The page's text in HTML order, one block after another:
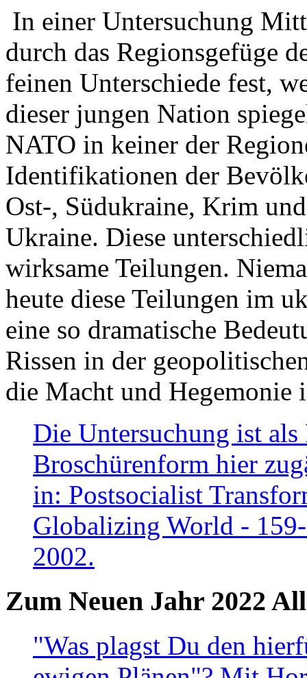
In einer Untersuchung
durch das Regionsgefüge
feinen Unterschiede fest,
dieser jungen Nation
NATO in keiner der
Identifikationen der
Ost-, Südukraine, Krim
Ukraine. Diese
wirksame Teilungen.
heute diese Teilungen im
eine so dramatische
Rissen in der
die Macht und Hegemonie
Die Untersuchung ist
Broschürenform hier
in: Postsocialist
Globalizing World -
2002.
Zum Neuen Jahr 2022
"Was plagst Du den